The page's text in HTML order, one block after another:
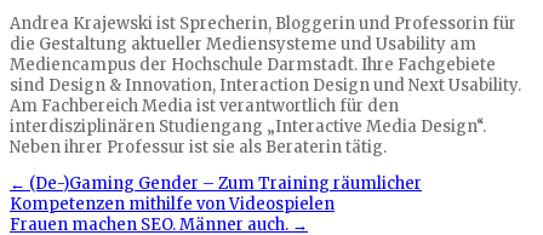
Andrea Krajewski ist Sprecherin, Bloggerin und Professorin für
die Gestaltung aktueller Mediensysteme und Usability am
Mediencampus der Hochschule Darmstadt. Ihre Fachgebiete
sind Design & Innovation, Interaction Design und Next Usability.
Am Fachbereich Media ist verantwortlich für den
interdisziplinären Studiengang „Interactive Media Design“.
Neben ihrer Professur ist sie als Beraterin tätig.
← (De-)Gaming Gender – Zum Training räumlicher
Kompetenzen mithilfe von Videospielen
Frauen machen SEO. Männer auch. →